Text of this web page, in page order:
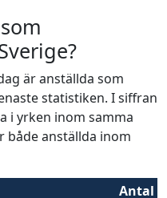
är anställda som
statistiken. I siffran
i yrken inom samma
både anställda inom
Antal